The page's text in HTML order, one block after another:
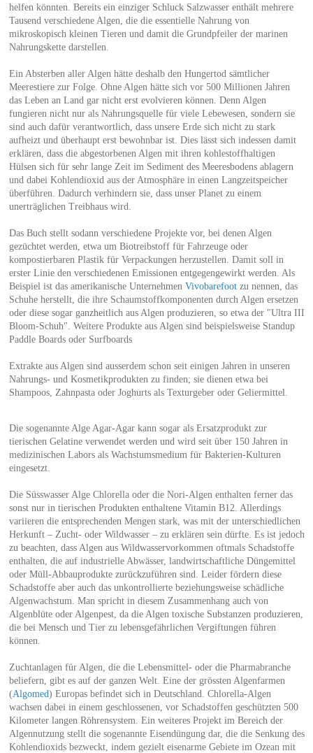
helfen könnten. Bereits ein einziger Schluck Salzwasser enthält mehrere
Tausend verschiedene Algen, die die essentielle Nahrung von
mikroskopisch kleinen Tieren und damit die Grundpfeiler der marinen
Nahrungskette darstellen.
Ein Absterben aller Algen hätte deshalb den Hungertod sämtlicher
Meerestiere zur Folge. Ohne Algen hätte sich vor 500 Millionen Jahren
das Leben an Land gar nicht erst evolvieren können. Denn Algen
fungieren nicht nur als Nahrungsquelle für viele Lebewesen, sondern sie
sind auch dafür verantwortlich, dass unsere Erde sich nicht zu stark
aufheizt und überhaupt erst bewohnbar ist. Dies lässt sich indessen damit
erklären, dass die abgestorbenen Algen mit ihren kohlestoffhaltigen
Hülsen sich für sehr lange Zeit im Sediment des Meeresbodens ablagern
und dabei Kohlendioxid aus der Atmosphäre in einen Langzeitspeicher
überführen. Dadurch verhindern sie, dass unser Planet zu einem
unerträglichen Treibhaus wird.
Das Buch stellt sodann verschiedene Projekte vor, bei denen Algen
gezüchtet werden, etwa um Biotreibstoff für Fahrzeuge oder
kompostierbaren Plastik für Verpackungen herzustellen. Damit soll in
erster Linie den verschiedenen Emissionen entgegengewirkt werden. Als
Beispiel ist das amerikanische Unternehmen Vivobarefootzu nennen, das
Schuhe herstellt, die ihre Schaumstoffkomponenten durch Algen ersetzen
oder diese sogar ganzheitlich aus Algen produzieren, so etwa der "Ultra III
Bloom-Schuh". Weitere Produkte aus Algen sind beispielsweise Standup
Paddle Boards oder Surfboards
Extrakte aus Algen sind ausserdem schon seit einigen Jahren in unseren
Nahrungs- und Kosmetikprodukten zu finden; sie dienen etwa bei
Shampoos, Zahnpasta oder Joghurts als Texturgeber oder Geliermittel.
Die sogenannte Alge Agar-Agar kann sogar als Ersatzprodukt zur
tierischen Gelatine verwendet werden und wird seit über 150 Jahren in
medizinischen Labors als Wachstumsmedium für Bakterien-Kulturen
eingesetzt.
Die Süsswasser Alge Chlorella oder die Nori-Algen enthalten ferner das
sonst nur in tierischen Produkten enthaltene Vitamin B12. Allerdings
variieren die entsprechenden Mengen stark, was mit der unterschiedlichen
Herkunft – Zucht- oder Wildwasser – zu erklären sein dürfte. Es ist jedoch
zu beachten, dass Algen aus Wildwasservorkommen oftmals Schadstoffe
enthalten, die auf industrielle Abwässer, landwirtschaftliche Düngemittel
oder Müll-Abbauprodukte zurückzuführen sind. Leider fördern diese
Schadstoffe aber auch das unkontrollierte beziehungsweise schädliche
Algenwachstum. Man spricht in diesem Zusammenhang auch von
Algenblüte oder Algenpest, da die Algen toxische Substanzen produzieren,
die bei Mensch und Tier zu lebensgefährlichen Vergiftungen führen
können.
Zuchtanlagen für Algen, die die Lebensmittel- oder die Pharmabranche
beliefern, gibt es auf der ganzen Welt. Eine der grössten Algenfarmen
(Algomed) Europas befindet sich in Deutschland. Chlorella-Algen
wachsen dabei in einem geschlossenen, vor Schadstoffen geschützten 500
Kilometer langen Röhrensystem. Ein weiteres Projekt im Bereich der
Algennutzung stellt die sogenannte Eisendüngung dar, die die Senkung des
Kohlendioxids bezweckt, indem gezielt eisenarme Gebiete im Ozean mit